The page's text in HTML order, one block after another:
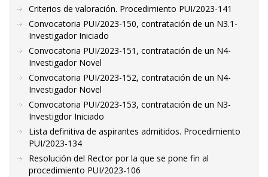
Criterios de valoración. Procedimiento PUI/2023-141
Convocatoria PUI/2023-150, contratación de un N3.1-
Investigador Iniciado
Convocatoria PUI/2023-151, contratación de un N4-
Investigador Novel
Convocatoria PUI/2023-152, contratación de un N4-
Investigador Novel
Convocatoria PUI/2023-153, contratación de un N3-
Investigdor Iniciado
Lista definitiva de aspirantes admitidos. Procedimiento
PUI/2023-134
Resolución del Rector por la que se pone fin al
procedimiento PUI/2023-106